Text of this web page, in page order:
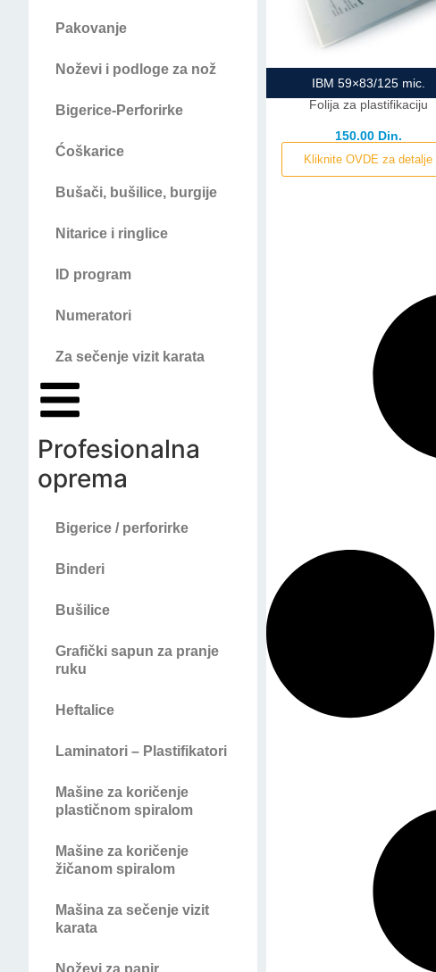
Pakovanje
Noževi i podloge za nož
Bigerice-Perforirke
Ćoškarice
Bušači, bušilice, burgije
Nitarice i ringlice
ID program
Numeratori
Za sečenje vizit karata
Profesionalna
oprema
Bigerice / perforirke
Binderi
Bušilice
Grafički sapun za pranje
ruku
Heftalice
Laminatori – Plastifikatori
Mašine za koričenje
plastičnom spiralom
Mašine za koričenje
žičanom spiralom
Mašina za sečenje vizit
karata
Noževi za papir
IBM 59×83/125 mic.
Folija za plastifikaciju
150.00 Din.
Kliknite OVDE za detalje